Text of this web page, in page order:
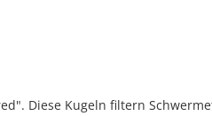
Diese Kugeln filtern